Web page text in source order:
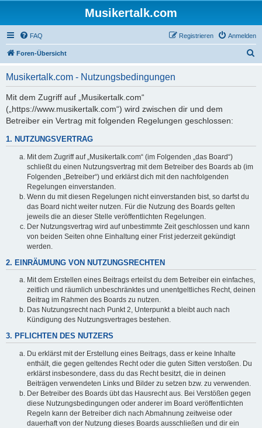
Musikertalk.com
FAQ Anmelden
Registrieren
Foren-Übersicht
Musikertalk.com - Nutzungsbedingungen
Mit dem Zugriff auf „Musikertalk.com“
(„https://www.musikertalk.com“) wird zwischen dir und dem
Betreiber ein Vertrag mit folgenden Regelungen geschlossen:
1. NUTZUNGSVERTRAG
Mit dem Zugriff auf „Musikertalk.com“ (im Folgenden „das Board“)
schließt du einen Nutzungsvertrag mit dem Betreiber des Boards ab (im
Folgenden „Betreiber“) und erklärst dich mit den nachfolgenden
Regelungen einverstanden.
Wenn du mit diesen Regelungen nicht einverstanden bist, so darfst du
das Board nicht weiter nutzen. Für die Nutzung des Boards gelten
jeweils die an dieser Stelle veröffentlichten Regelungen.
Der Nutzungsvertrag wird auf unbestimmte Zeit geschlossen und kann
von beiden Seiten ohne Einhaltung einer Frist jederzeit gekündigt
werden.
2. EINRÄUMUNG VON NUTZUNGSRECHTEN
Mit dem Erstellen eines Beitrags erteilst du dem Betreiber ein einfaches,
zeitlich und räumlich unbeschränktes und unentgeltliches Recht, deinen
Beitrag im Rahmen des Boards zu nutzen.
Das Nutzungsrecht nach Punkt 2, Unterpunkt a bleibt auch nach
Kündigung des Nutzungsvertrages bestehen.
3. PFLICHTEN DES NUTZERS
Du erklärst mit der Erstellung eines Beitrags, dass er keine Inhalte
enthält, die gegen geltendes Recht oder die guten Sitten verstoßen. Du
erklärst insbesondere, dass du das Recht besitzt, die in deinen
Beiträgen verwendeten Links und Bilder zu setzen bzw. zu verwenden.
Der Betreiber des Boards übt das Hausrecht aus. Bei Verstößen gegen
diese Nutzungsbedingungen oder anderer im Board veröffentlichten
Regeln kann der Betreiber dich nach Abmahnung zeitweise oder
dauerhaft von der Nutzung dieses Boards ausschließen und dir ein